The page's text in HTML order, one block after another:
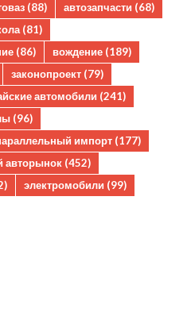
(88) автозапчасти (68)
(81)
(86) вождение (189)
законопроект (79)
автомобили (241)
(96)
импорт (177)
авторынок (452)
электромобили (99)